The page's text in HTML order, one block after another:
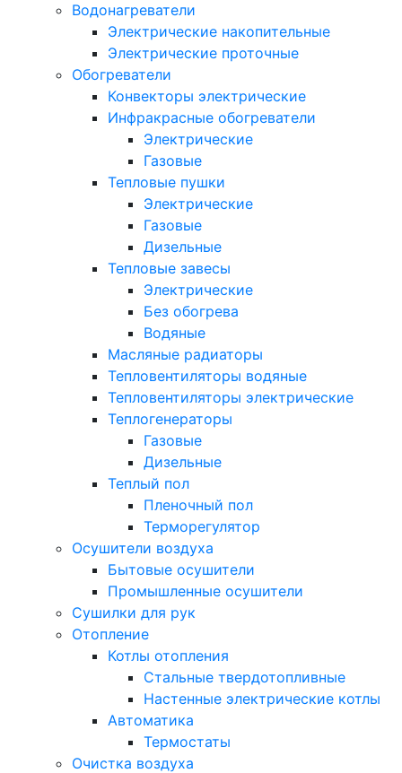
Водонагреватели
Электрические накопительные
Электрические проточные
Обогреватели
Конвекторы электрические
Инфракрасные обогреватели
Электрические
Газовые
Тепловые пушки
Электрические
Газовые
Дизельные
Тепловые завесы
Электрические
Без обогрева
Водяные
Масляные радиаторы
Тепловентиляторы водяные
Тепловентиляторы электрические
Теплогенераторы
Газовые
Дизельные
Теплый пол
Пленочный пол
Терморегулятор
Осушители воздуха
Бытовые осушители
Промышленные осушители
Сушилки для рук
Отопление
Котлы отопления
Стальные твердотопливные
Настенные электрические котлы
Автоматика
Термостаты
Очистка воздуха